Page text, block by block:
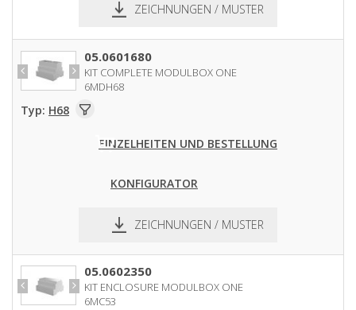
ZEICHNUNGEN / MUSTER
05.0601680
KIT COMPLETE MODULBOX ONE
6MDH68
Typ: H68
EINZELHEITEN UND BESTELLUNG
KONFIGURATOR
ZEICHNUNGEN / MUSTER
05.0602350
KIT ENCLOSURE MODULBOX ONE
6MC53